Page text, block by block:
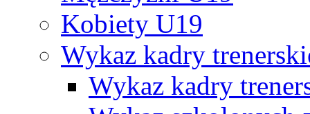
Kobiety U19
Wykaz kadry
Wykaz kadry